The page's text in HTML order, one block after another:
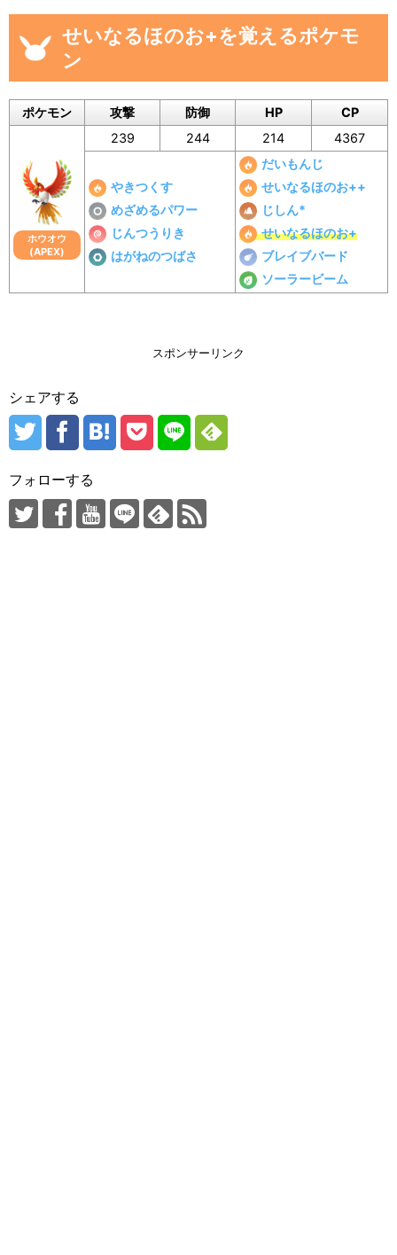
せいなるほのお+を覚えるポケモ
ン
ポケモン 攻撃 防御 HP CP
ホウオウ
(APEX)
239 244 214 4367
やきつくす
めざめるパワー
じんつうりき
はがねのつばさ
だいもんじ
せいなるほのお++
じしん*
せいなるほのお+
ブレイブバード
ソーラービーム
スポンサーリンク
シェアする
フォローする